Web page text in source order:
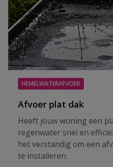
HEMELWATERAFVOER
Afvoer plat dak
Heeft jouw woning een
regenwater snel en
het verstandig om een
te installeren.